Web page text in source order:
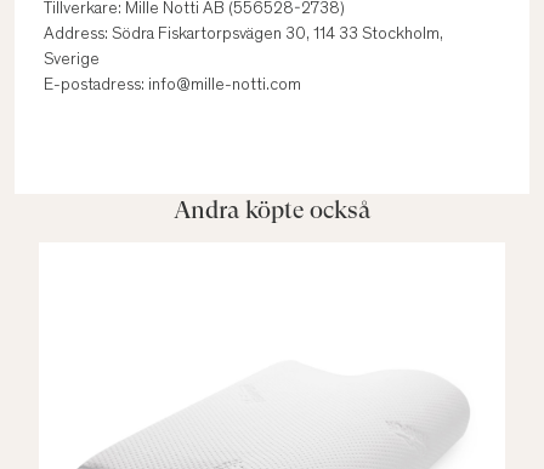
Tillverkare: Mille Notti AB (556528-2738)
Address: Södra Fiskartorpsvägen 30, 114 33 Stockholm,
Sverige
E-postadress: info@mille-notti.com
Andra köpte också